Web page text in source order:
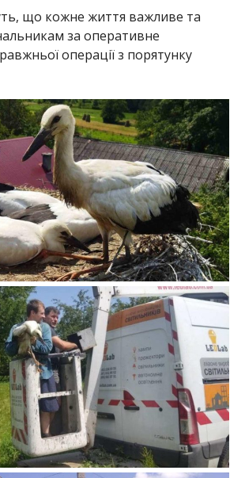
що кожне життя важливе та
за оперативне
операції з порятунку